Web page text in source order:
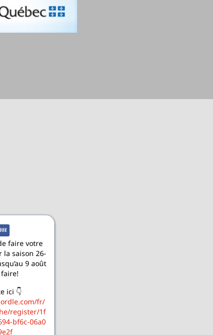
faire votre
saison 26-
9 août
ici 👇
fr/
register/1f
bf6c-06a0